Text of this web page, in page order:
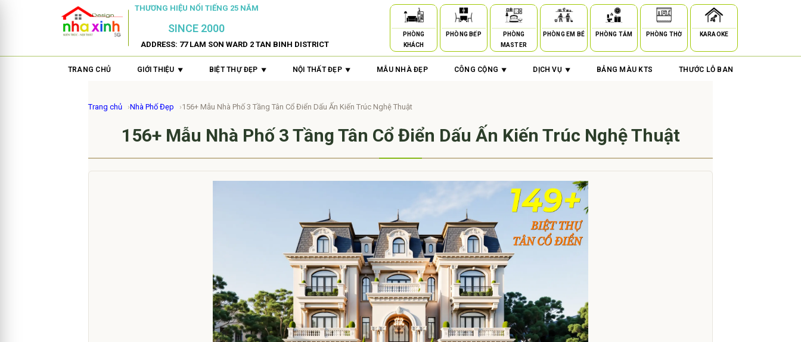
THƯƠNG HIỆU NỔI TIẾNG 25 NĂM
SINCE 2000
ADDRESS: 77 LAM SON WARD 2 TAN BINH DISTRICT
PHÒNG
KHÁCH
PHÒNG BẾP
PHÒNG
MASTER
PHÒNG EM BÉ PHÒNG TẮM PHÒNG THỜ KARAOKE
TRANG CHỦ GIỚI THIỆU BIỆT THỰ ĐẸP NỘI THẤT ĐẸP MẪU NHÀ ĐẸP CÔNG CỘNG DỊCH VỤ BẢNG MÀU KTS THƯỚC LỖ BAN
Trang chủ Nhà Phố Đẹp 156+ Mẫu Nhà Phố 3 Tầng Tân Cổ Điển Dấu Ấn Kiến Trúc Nghệ Thuật
156+ Mẫu Nhà Phố 3 Tầng Tân Cổ Điển Dấu Ấn Kiến Trúc Nghệ Thuật